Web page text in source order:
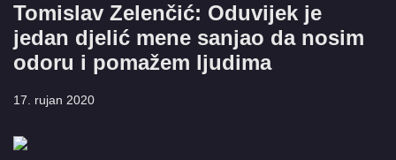
​Tomislav Zelenčić: Oduvijek je
jedan djelić mene sanjao da nosim
odoru i pomažem ljudima
17. rujan 2020